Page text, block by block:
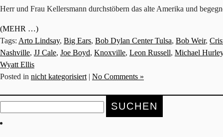
Herr und Frau Kellersmann durchstöbern das alte Amerika und
(MEHR …)
Tags: Arto Lindsay, Big Ears, Bob Dylan Center Tulsa, Bob Weir,
Nashville, JJ Cale, Joe Boyd, Knoxville, Leon Russell, Michael Hurley
Wyatt Ellis
Posted in nicht kategorisiert| No Comments »
Suche
nach: